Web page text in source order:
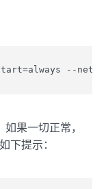
--
果一切正常，
下提示：